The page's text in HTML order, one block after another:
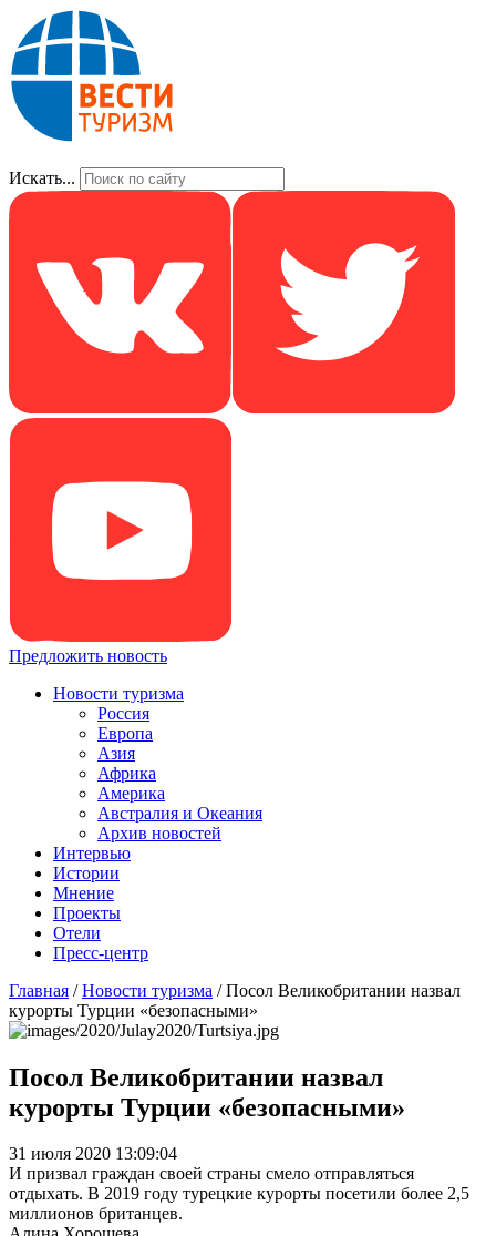
Искать...
Предложить новость
Новости туризма
Россия
Европа
Азия
Африка
Америка
Австралия и Океания
Архив новостей
Интервью
Истории
Мнение
Проекты
Отели
Пресс-центр
Главная /Новости туризма /Посол Великобритании назвал
курорты Турции «безопасными»
Посол Великобритании назвал
курорты Турции «безопасными»
31 июля 2020 13:09:04
И призвал граждан своей страны смело отправляться
отдыхать. В 2019 году турецкие курорты посетили более 2,5
миллионов британцев.